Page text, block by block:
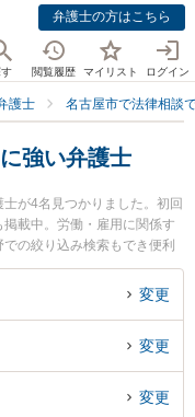
弁護士の方はこちら
閲覧履歴 マイリスト ログイン
護士 名古屋市で法律相談
強い弁護士
が4名見つかりました。初回
載中。労働・雇用に関係す
の絞り込み検索もでき便利
や徳重法律事務所の杉山 清弁
ロフィール情報や弁護士費
『初回相談無料で退職金未
談予約したい』などでお困
変更
変更
変更